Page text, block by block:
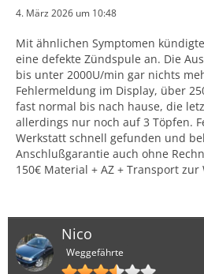
4. März 2026 um 10:48
Mit ähnlichen Symptomen
eine defekte Zündspule an. Die
bis unter 2000U/min gar nichts
Fehlermeldung im Display, über
fast normal bis nach hause, die
allerdings nur noch auf 3 Töpfen.
Werkstatt schnell gefunden und
Anschlußgarantie auch ohne
150€ Material + AZ + Transport zur
Nico
Weggefährte